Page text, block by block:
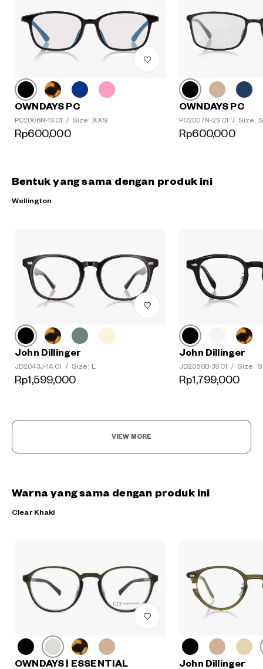
OWNDAYS PC
PC2006N-1S C1 / Size: XXS
Rp600,000
OWNDAYS PC
PC2007N-2S C1 / Size: S
Rp600,000
Bentuk yang sama dengan produk ini
Wellington
John Dillinger
JD2043J-1A C1 / Size: L
Rp1,599,000
John Dillinger
JD2050B-3S C1 / Size: S
Rp1,799,000
VIEW MORE
Warna yang sama dengan produk ini
Clear Khaki
OWNDAYS | ESSENTIAL John Dillinger